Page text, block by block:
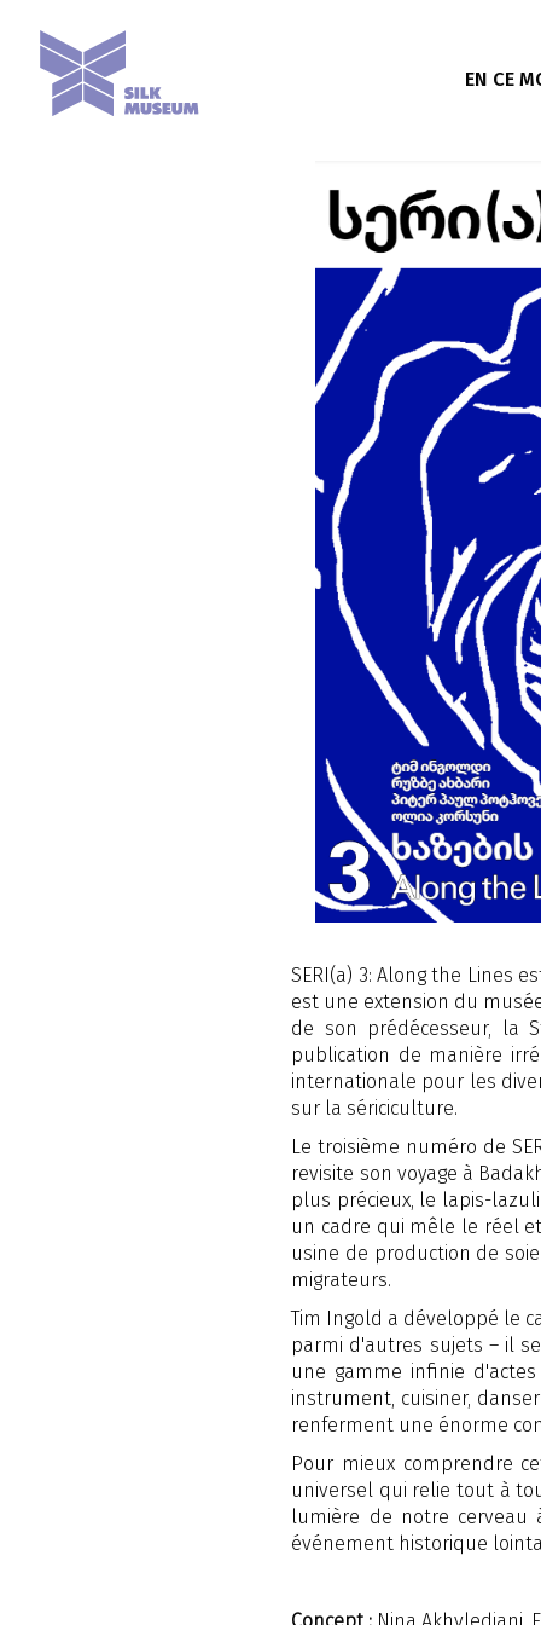
EN CE
SERI(a) 3: Along the Lines
est une extension du
de son prédécesseur, la
publication de manière
internationale pour les
sur la sériciculture.
Le troisième numéro de
revisite son voyage à
plus précieux, le lapis-
un cadre qui mêle le réel
usine de production de
migrateurs.
Tim Ingold a développé le
parmi d'autres sujets – il
une gamme infinie
instrument, cuisiner,
renferment une énorme
Pour mieux comprendre
universel qui relie tout à
lumière de notre
événement historique